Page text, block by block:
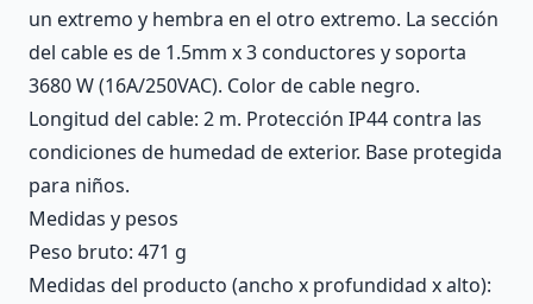
un extremo y hembra en el otro extremo. La sección
del cable es de 1.5mm x 3 conductores y soporta
3680 W (16A/250VAC). Color de cable negro.
Longitud del cable: 2 m. Protección IP44 contra las
condiciones de humedad de exterior. Base protegida
para niños.
Medidas y pesos
Peso bruto: 471 g
Medidas del producto (ancho x profundidad x alto):